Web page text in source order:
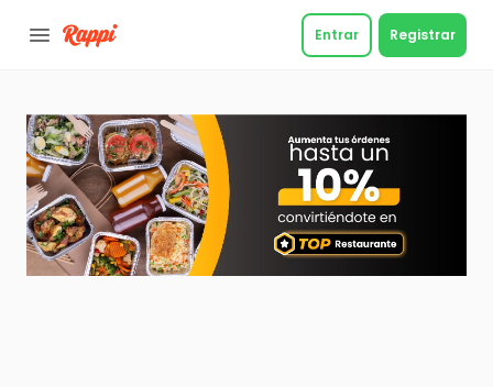
Entrar Registrar